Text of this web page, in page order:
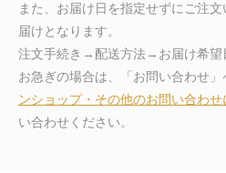
また、お届け日を指定せずにご注
届けとなります。
注文手続き→配送方法→お届け希望
お急ぎの場合は、「お問い合わせ」
ンショップ・その他のお問い合わせ
い合わせください。